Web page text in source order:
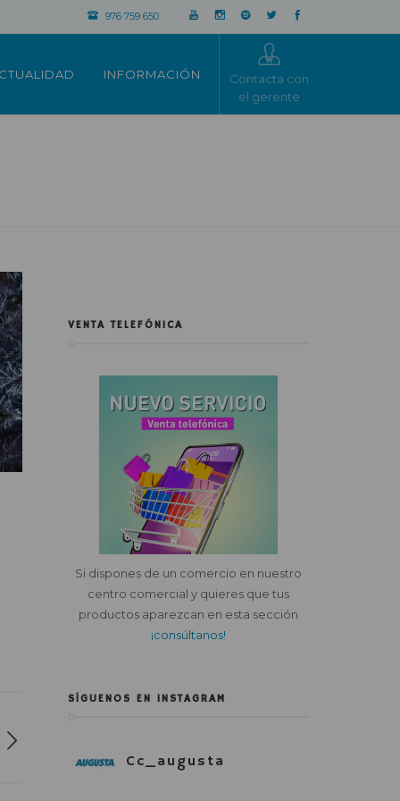
976 759 650
INFORMACIÓN
Contacta con
el gerente
VENTA TELEFÓNICA
Si dispones de un comercio en nuestro
centro comercial y quieres que tus
productos aparezcan en esta sección
¡consúltanos!
SÍGUENOS EN INSTAGRAM
Cc_augusta